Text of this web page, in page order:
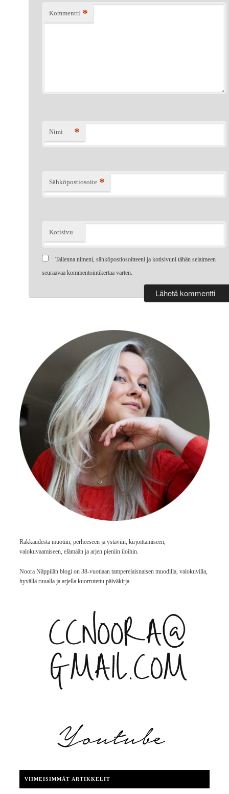
Kommentti *
Nimi *
Sähköpostiosoite *
Kotisivu
Tallenna nimeni, sähköpostiosoitteeni ja kotisivuni tähän selaimeen
seuraavaa kommentointikertaa varten.
Rakkaudesta muotiin, perheeseen ja ystäviin, kirjoittamiseen,
valokuvaamiseen, elämään ja arjen pieniin iloihin.
Noora Näppilän blogi on 38-vuotiaan tamperelaisnaisen muodilla, valokuvilla,
hyvällä ruualla ja arjella kuorrutettu päiväkirja.
VIIMEISIMMÄT ARTIKKELIT